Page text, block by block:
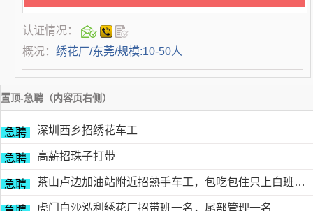
认证情况：
概况： 绣花厂/东莞/规模:10-50人
置顶-急聘（内容页右侧）
急聘 深圳西乡招绣花车工
急聘 高薪招珠子打带
急聘 茶山卢边加油站附近招熟手车工，包吃包住只上白班，工资面议有的请电德胜13546915117
虎门白沙泓利绣花厂招带班一名，尾部管理一名